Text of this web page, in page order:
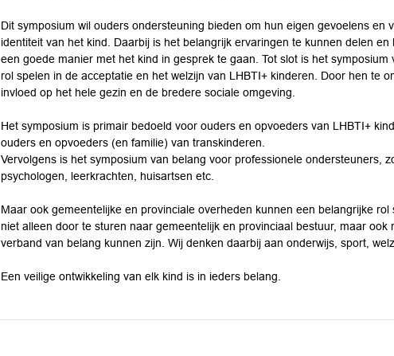
Dit symposium wil ouders ondersteuning bieden om hun eigen gevoelens en
identiteit van het kind. Daarbij is het belangrijk ervaringen te kunnen delen
een goede manier met het kind in gesprek te gaan. Tot slot is het
rol spelen in de acceptatie en het welzijn van LHBTI+ kinderen. Door hen te
invloed op het hele gezin en de bredere sociale omgeving.
Het symposium is primair bedoeld voor ouders en opvoeders van LHBTI+
ouders en opvoeders (en familie) van transkinderen.
Vervolgens is het symposium van belang voor professionele ondersteuners,
psychologen, leerkrachten, huisartsen etc.
Maar ook gemeentelijke en provinciale overheden kunnen een belangrijke
niet alleen door te sturen naar gemeentelijk en provinciaal bestuur, maar
verband van belang kunnen zijn. Wij denken daarbij aan onderwijs, sport,
Een veilige ontwikkeling van elk kind is in ieders belang.